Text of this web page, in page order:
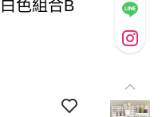
色組合B